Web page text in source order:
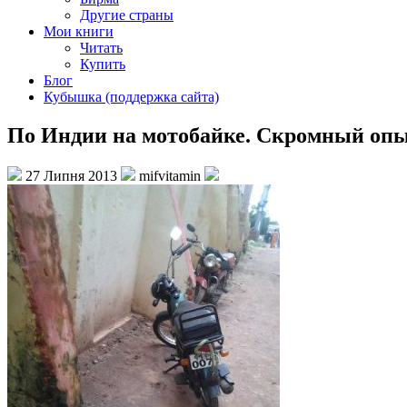
Другие страны
Мои книги
Читать
Купить
Блог
Кубышка (поддержка сайта)
По Индии на мотобайке. Скромный
27 Липня 2013 mifvitamin